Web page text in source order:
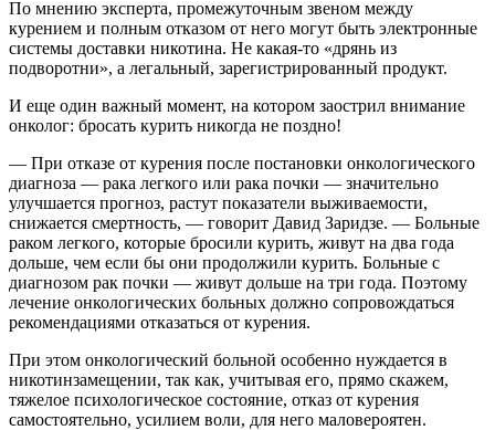
По мнению эксперта, промежуточным звеном между
курением и полным отказом от него могут быть электронные
системы доставки никотина. Не какая-то «дрянь из
подворотни», а легальный, зарегистрированный продукт.
И еще один важный момент, на котором заострил внимание
онколог: бросать курить никогда не поздно!
— При отказе от курения после постановки онкологического
диагноза — рака легкого или рака почки — значительно
улучшается прогноз, растут показатели выживаемости,
снижается смертность, — говорит Давид Заридзе. — Больные
раком легкого, которые бросили курить, живут на два года
дольше, чем если бы они продолжили курить. Больные с
диагнозом рак почки — живут дольше на три года. Поэтому
лечение онкологических больных должно сопровождаться
рекомендациями отказаться от курения.
При этом онкологический больной особенно нуждается в
никотинзамещении, так как, учитывая его, прямо скажем,
тяжелое психологическое состояние, отказ от курения
самостоятельно, усилием воли, для него маловероятен.